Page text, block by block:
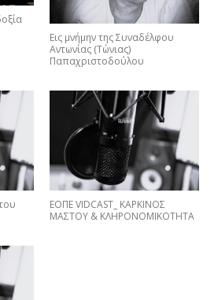
Εις μνήμην της Συναδέλφου
Αντωνίας (Τώνιας)
Παπαχριστοδούλου
ΕΟΠΕ VIDCAST_ ΚΑΡΚΙΝΟΣ
ΜΑΣΤΟΥ & ΚΛΗΡΟΝΟΜΙΚΟΤΗΤΑ